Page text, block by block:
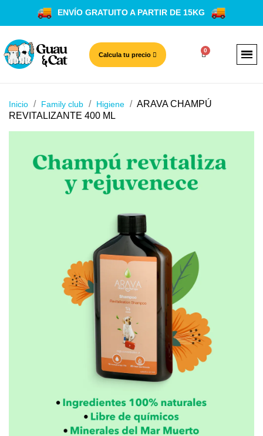
ENVÍO GRATUITO A PARTIR DE 15KG
Calcula tu precio
Inicio Family club Higiene
ARAVA CHAMPÚ
REVITALIZANTE 400 ML